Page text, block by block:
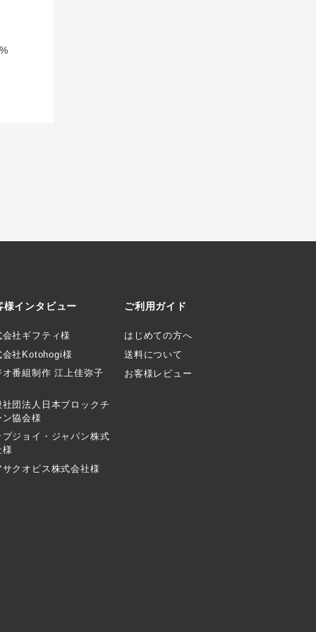
様インタビュー
会社ギフティ様
会社Kotohogi様
オ番組制作 江上佳弥子
社団法人日本ブロックチ
ン協会様
プジョイ・ジャパン株式
様
サクオビス株式会社様
ご利用ガイド
はじめての方へ
送料について
お客様レビュー